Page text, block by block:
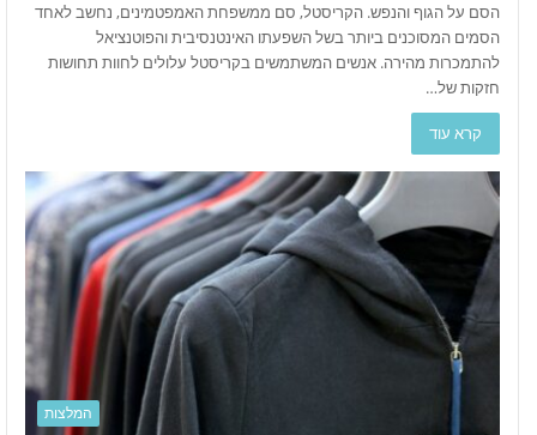
הסם על הגוף והנפש. הקריסטל, סם ממשפחת האמפטמינים, נחשב לאחד
הסמים המסוכנים ביותר בשל השפעתו האינטנסיבית והפוטנציאל
להתמכרות מהירה. אנשים המשתמשים בקריסטל עלולים לחוות תחושות
חזקות של…
קרא עוד
המלצות